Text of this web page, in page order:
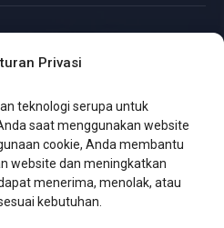
Privasi
teknologi serupa untuk
saat menggunakan website
cookie, Anda membantu
website dan meningkatkan
menerima, menolak, atau
kebutuhan.
Sukabumi